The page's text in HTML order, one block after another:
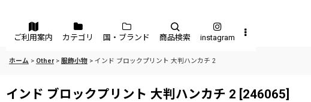
メニュー
ご利用案内 カテゴリ 国・ブランド 商品検索 instagram
ホーム > Other > 服飾小物 > インド ブロックプリント 大判ハンカチ 2
インド ブロックプリント 大判ハンカチ 2 [246065]